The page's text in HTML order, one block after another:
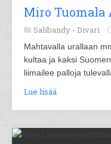
Miro
Salibandy - Divari
Mahtavalla urallaan
kultaa ja kaksi
liimailee palloja
Lue lisää